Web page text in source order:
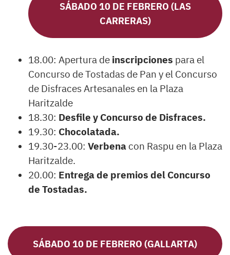
SÁBADO 10 DE FEBRERO (LAS
CARRERAS)
18.00: Apertura de inscripciones para el
Concurso de Tostadas de Pan y el Concurso
de Disfraces Artesanales en la Plaza
Haritzalde
18.30: Desfile y Concurso de Disfraces.
19.30: Chocolatada.
19.30-23.00: Verbena con Raspu en la Plaza
Haritzalde.
20.00: Entrega de premios del Concurso
de Tostadas.
SÁBADO 10 DE FEBRERO (GALLARTA)